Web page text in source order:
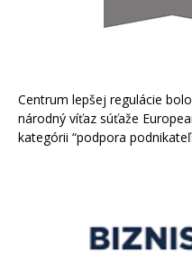
Centrum lepšej regulácie
národný víťaz súťaže
kategórii “podpora